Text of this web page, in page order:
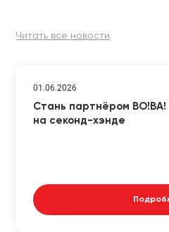
Читать все новости
01.06.2026
Стань партнёром ВО!ВА!
на секонд-хэнде